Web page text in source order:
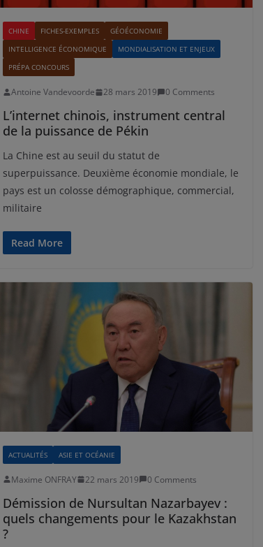
CHINE FICHES-EXEMPLES
GÉOÉCONOMIE
INTELLIGENCE ÉCONOMIQUE
MONDIALISATION ET ENJEUX
PRÉPA CONCOURS
Antoine Vandevoorde 28 mars 2019 0 Comments
L’internet chinois, instrument central
de la puissance de Pékin
La Chine est au seuil du statut de
superpuissance. Deuxième économie mondiale, le
pays est un colosse démographique, commercial,
militaire
Read More
ACTUALITÉS ASIE ET OCÉANIE
Maxime ONFRAY 22 mars 2019 0 Comments
Démission de Nursultan Nazarbayev :
quels changements pour le Kazakhstan
?